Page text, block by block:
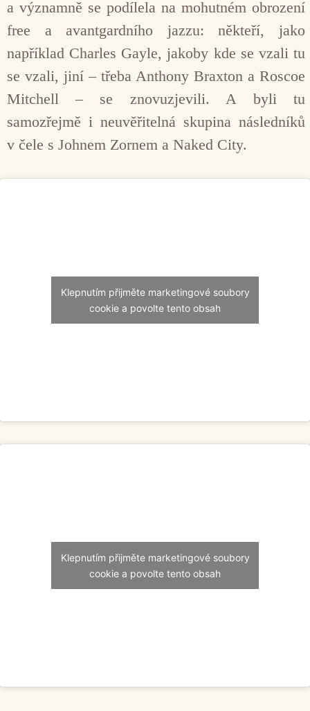
a významně se podílela na mohutném obrození
free a avantgardního jazzu: někteří, jako
například Charles Gayle, jakoby kde se vzali tu
se vzali, jiní – třeba Anthony Braxton a Roscoe
Mitchell – se znovuzjevili. A byli tu
samozřejmě i neuvěřitelná skupina následníků
v čele s Johnem Zornem a Naked City.
Klepnutím přijměte marketingové soubory
cookie a povolte tento obsah
Klepnutím přijměte marketingové soubory
cookie a povolte tento obsah